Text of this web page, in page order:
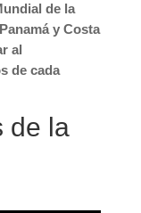
de la
y Costa
al
de cada
de la